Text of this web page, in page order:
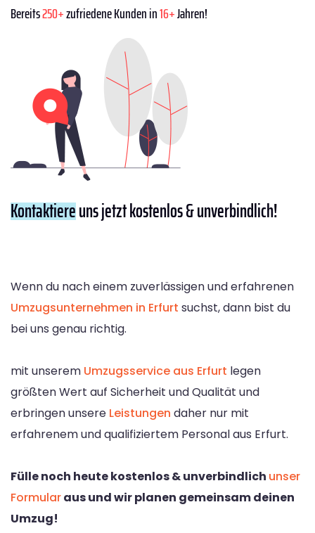
Bereits250+zufriedene Kunden in16+Jahren!
Kontaktiereuns jetzt kostenlos & unverbindlich!
Wenn du nach einem zuverlässigen und erfahrenen
Umzugsunternehmen in Erfurt suchst, dann bist du
bei uns genau richtig.
mit unserem Umzugsservice aus Erfurt legen
größten Wert auf Sicherheit und Qualität und
erbringen unsere Leistungen daher nur mit
erfahrenem und qualifiziertem Personal aus Erfurt.
Fülle noch heute kostenlos & unverbindlich unser
Formularaus und wir planen gemeinsam deinen
Umzug!